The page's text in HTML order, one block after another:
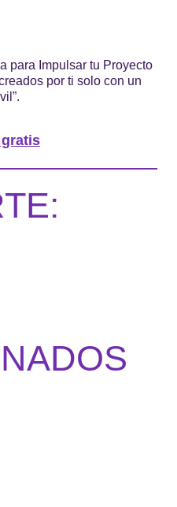
para Impulsar tu Proyecto
por ti solo con un
gratis